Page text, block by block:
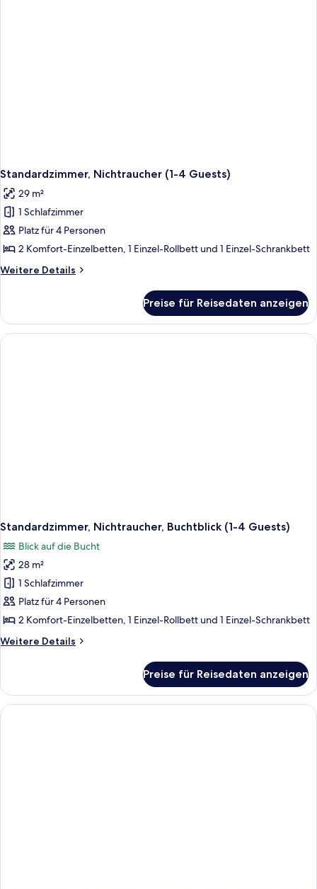
Standardzimmer, Nichtraucher (1-4 Guests)
29 m²
1 Schlafzimmer
Platz für 4 Personen
2 Komfort-Einzelbetten, 1 Einzel-Rollbett und 1 Einzel-Schrankbett
Weitere Details
Weitere
Nichtraucher
(1-
4
Preise für Reisedaten anzeigen
Standardzimmer, Nichtraucher, Buchtblick (1-4 Guests)
Blick auf die Bucht
28 m²
1 Schlafzimmer
Platz für 4 Personen
2 Komfort-Einzelbetten, 1 Einzel-Rollbett und 1 Einzel-Schrankbett
Weitere Details
Weitere
Nichtraucher,
Buchtblick
(1-
Preise für Reisedaten anzeigen